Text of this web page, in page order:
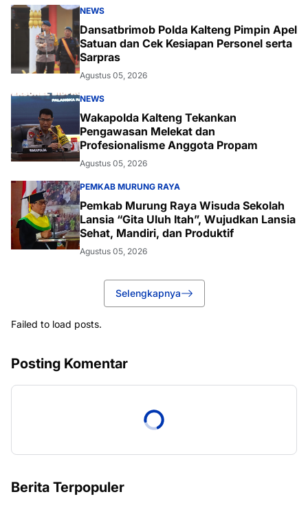
NEWS
Dansatbrimob Polda Kalteng Pimpin Apel
Satuan dan Cek Kesiapan Personel serta
Sarpras
Agustus 05, 2026
NEWS
Wakapolda Kalteng Tekankan
Pengawasan Melekat dan
Profesionalisme Anggota Propam
Agustus 05, 2026
PEMKAB MURUNG RAYA
Pemkab Murung Raya Wisuda Sekolah
Lansia “Gita Uluh Itah”, Wujudkan Lansia
Sehat, Mandiri, dan Produktif
Agustus 05, 2026
Selengkapnya
Failed to load posts.
Posting Komentar
Berita Terpopuler